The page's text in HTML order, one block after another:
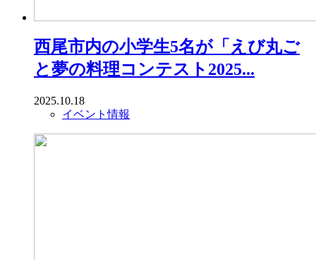
西尾市内の小学生5名が「えび丸ご
と夢の料理コンテスト2025...
2025.10.18
イベント情報